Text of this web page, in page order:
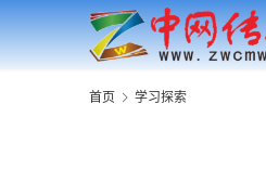
首页 学习探索